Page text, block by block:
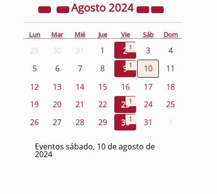
Agosto 2024
Lun Mar Mié Jue Vie Sáb Dom
29 30 31 1 2 1 3
4
5
6 7 8 9 1 10
11
12
13 14 15 16 17
18
19
20 21 22 231 24
25
26
27 28 29 301 31 1
Eventos sábado, 10 de agosto de
2024